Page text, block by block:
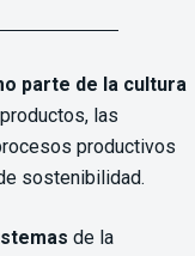
parte de la cultura
las
productivos
sostenibilidad.
de la